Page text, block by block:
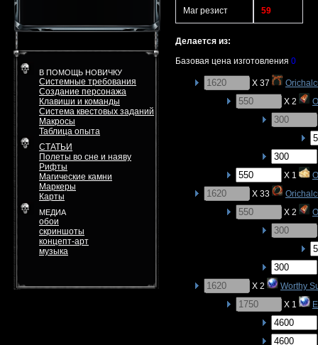
В ПОМОЩЬ НОВИЧКУ
Системные требования
Создание персонажа
Клавиши и команды
Система квестовых заданий
Макросы
Таблица опыта
СТАТЬИ
Полеты во сне и наяву
Рифты
Магические камни
Маркеры
Карты
МЕДИА
обои
скриншоты
концепт-арт
музыка
Маг резист 59
Делается из:
Базовая цена изготовления 0
X 37
X 2
X 1
X 33
X 2
X 2
Worthy
X 1